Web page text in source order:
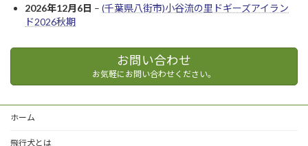
2026年12月6日 – (千葉県八街市)小谷流の里ドギーズアイラン
ド2026秋期
お問い合わせ
お気軽にお問い合わせください。
ホーム
飛行犬とは